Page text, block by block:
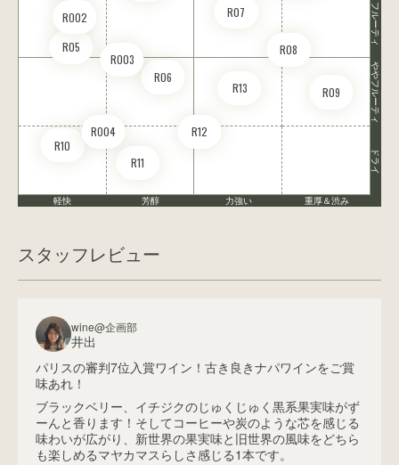
R05
R06
R07
R08
R09
R10
R11
R12
R13
RO02
RO03
RO04
フルーティ
ややフルーティ
ドライ
軽快 芳醇 力強い 重厚＆渋み
スタッフレビュー
wine@企画部
井出
パリスの審判7位入賞ワイン！古き良きナパワインをご賞
味あれ！
ブラックベリー、イチジクのじゅくじゅく黒系果実味がず
ーんと香ります！そしてコーヒーや炭のような芯を感じる
味わいが広がり、新世界の果実味と旧世界の風味をどちら
も楽しめるマヤカマスらしさ感じる1本です。